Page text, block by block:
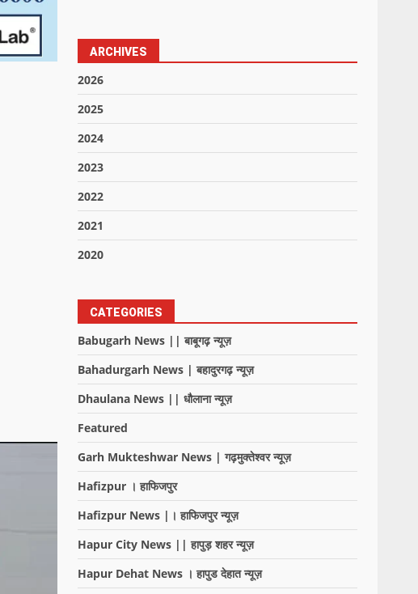
ARCHIVES
2026
2025
2024
2023
2022
2021
2020
CATEGORIES
Babugarh News || बाबूगढ़ न्यूज़
Bahadurgarh News | बहादुरगढ़ न्यूज़
Dhaulana News || धौलाना न्यूज़
Featured
Garh Mukteshwar News | गढ़मुक्तेश्वर न्यूज़
Hafizpur । हाफिजपुर
Hafizpur News |। हाफिजपुर न्यूज़
Hapur City News || हापुड़ शहर न्यूज़
Hapur Dehat News । हापुड देहात न्यूज़